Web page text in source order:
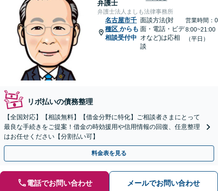
弁護士
弁護士法人ましも法律事務所
名古屋市千
種区 からも
相談受付中
面談方法(対
面・電話・ビデ
オなど)は応相
談
営業時間：0
8:00~21:00
（平日）
リボ払いの債務整理
【全国対応】【相談無料】【借金分野に特化】ご相談者さまにとって
最良な手続きをご提案！借金の時効援用や信用情報の回復、任意整理
はお任せください【分割払い可】
料金表を見る
電話でお問い合わせ メールでお問い合わせ